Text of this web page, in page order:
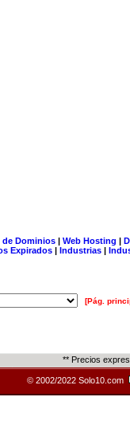
de Dominios| Web Hosting |
Expirados | Industrias |
[Pág.
** Precios
© 2002/2022 Solo10.com